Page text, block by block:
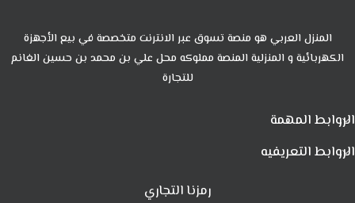
المنزل العربي هو منصة تسوق عبر الانترنت متخصصة في بيع الأجهزة
الكهربائية و المنزلية المنصة مملوكه محل علي بن محمد بن حسين الغانم
للتجارة
الروابط المهمة
الروابط التعريفيه
رمزنا التجاري